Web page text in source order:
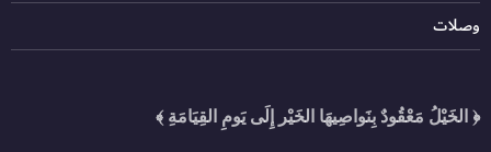
وصلات
﴿ الخَيْلُ مَعْقُودٌ بِنَواصِيهَا الخَيْر إِلَى يَومِ القِيَامَةِ ﴾